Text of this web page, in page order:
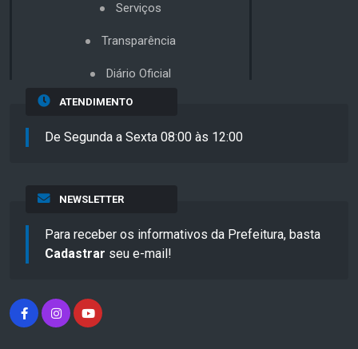
Serviços
Transparência
Diário Oficial
ATENDIMENTO
De Segunda a Sexta 08:00 às 12:00
NEWSLETTER
Para receber os informativos da Prefeitura, basta
Cadastrar seu e-mail!